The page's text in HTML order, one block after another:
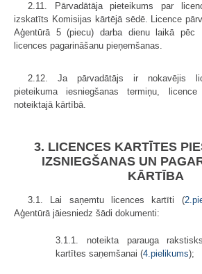
2.11. Pārvadātāja pieteikums par
izskatīts Komisijas kārtējā sēdē. Licence
Aģentūrā 5 (piecu) darba dienu laikā pēc
licences pagarināšanu pieņemšanas.
2.12. Ja pārvadātājs ir nokavējis
pieteikuma iesniegšanas termiņu,
noteiktajā kārtībā.
3. LICENCES KARTĪTES
IZSNIEGŠANAS UN
KĀRTĪBA
3.1. Lai saņemtu licences kartīti (
Aģentūrā jāiesniedz šādi dokumenti:
3.1.1. noteikta parauga
kartītes saņemšanai (4.pielikums);